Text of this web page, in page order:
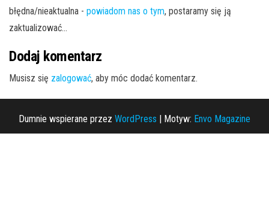
błędna/nieaktualna - powiadom nas o tym, postaramy się ją
zaktualizować...
Dodaj komentarz
Musisz się zalogować, aby móc dodać komentarz.
Dumnie wspierane przez WordPress | Motyw: Envo Magazine